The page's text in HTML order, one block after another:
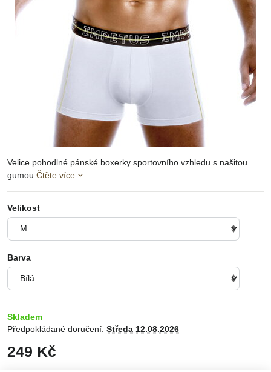
Velice pohodlné pánské boxerky sportovního vzhledu s našitou
gumou Čtěte více
Velikost
Barva
Skladem
Předpokládané doručení: Středa 12.08.2026
249 Kč